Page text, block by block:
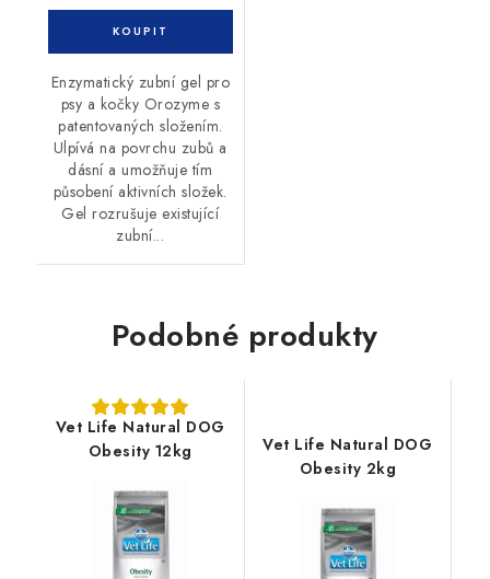
Enzymatický zubní gel pro
psy a kočky Orozyme s
patentovaných složením.
Ulpívá na povrchu zubů a
dásní a umožňuje tím
působení aktivních složek.
Gel rozrušuje existující
zubní...
Podobné produkty
Vet Life Natural DOG
Obesity 12kg
Vet Life Natural DOG
Obesity 2kg